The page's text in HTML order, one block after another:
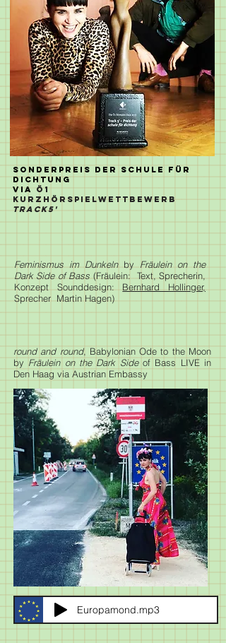
Sonderpreis der Schule für
Dichtung
via Ö1
Kurzhörspielwettbewerb
TRACK5 '
Feminismus im Dunkeln by Fräulein on the
Dark Side of Bass (Fräulein: Text, Sprecherin,
Konzept Sounddesign: Bernhard Hollinger,
Sprecher Martin Hagen)
round and round, Babylonian Ode to the Moon
by Fräulein on the Dark Sideof Bass LIVE in
Den Haag via Austrian Embassy
Europamond.mp3